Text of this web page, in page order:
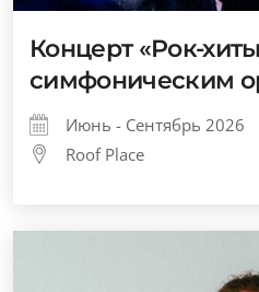
Концерт «Рок-
симфоническим
Июнь - Сентябрь 2026
Roof Place